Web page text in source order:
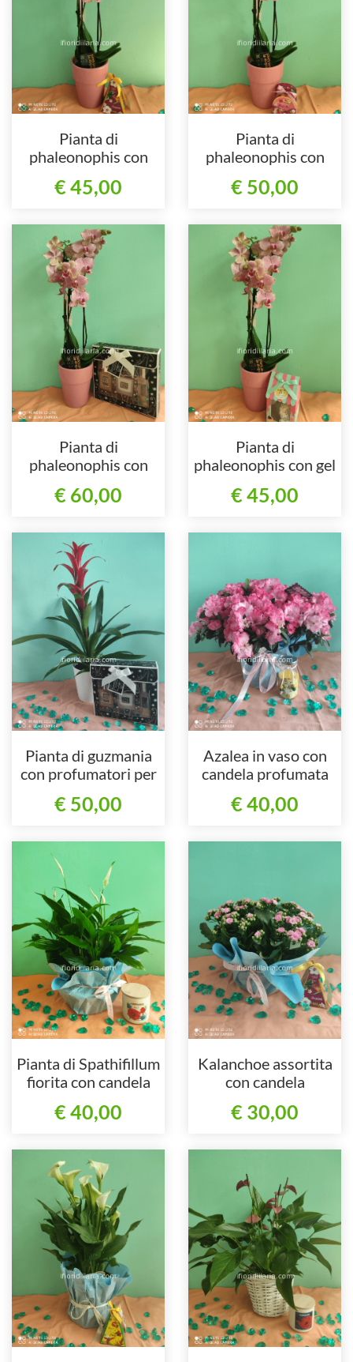
Pianta di
phaleonophis con
€ 45,00
Pianta di
phaleonophis con
€ 50,00
Pianta di
phaleonophis con
€ 60,00
Pianta di
phaleonophis con gel
€ 45,00
Pianta di guzmania
con profumatori per
€ 50,00
Azalea in vaso con
candela profumata
€ 40,00
Pianta di Spathifillum
fiorita con candela
€ 40,00
Kalanchoe assortita
con candela
€ 30,00